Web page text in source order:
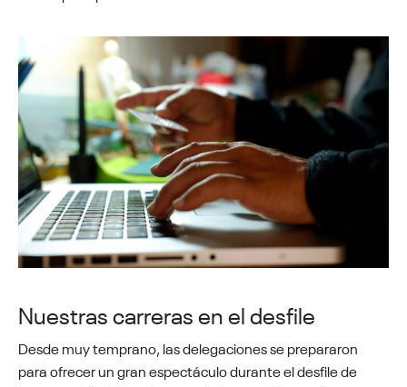
Nuestras carreras en el desfile
Desde muy temprano, las delegaciones se prepararon
para ofrecer un gran espectáculo durante el desfile de